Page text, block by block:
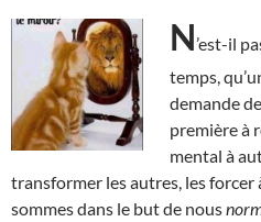
N’est-il
temps,
demande
première à
mental à
transformer les autres, les forcer
sommes dans le but de nous